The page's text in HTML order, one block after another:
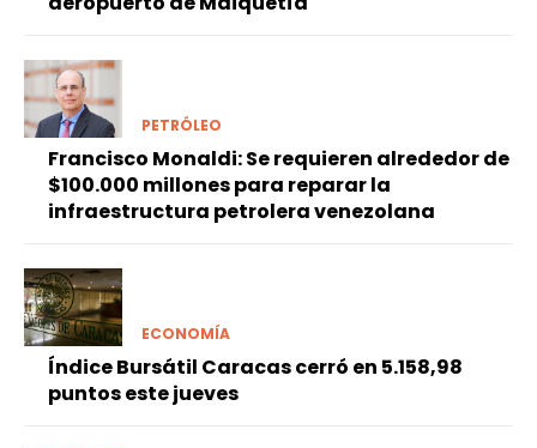
PETRÓLEO
Francisco Monaldi: Se requieren alrededor de
$100.000 millones para reparar la
infraestructura petrolera venezolana
ECONOMÍA
Índice Bursátil Caracas cerró en 5.158,98
puntos este jueves